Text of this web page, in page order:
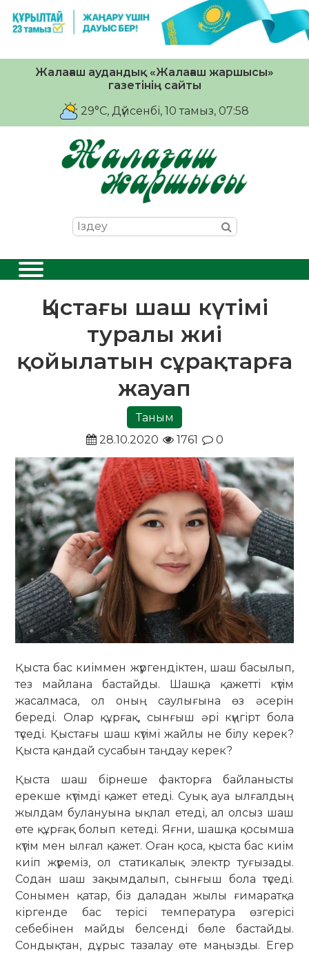
Жалағаш аудандық «Жалағаш жаршысы»
газетінің сайты
29°C, Дүйсенбі, 10 тамыз, 07:58
Қыстағы шаш күтімі
туралы жиі
қойылатын сұрақтарға
жауап
Таным
28.10.2020
1761 0
Қыста бас киіммен жүргендіктен, шаш басылып,
тез майлана бастайды. Шашқа қажетті күтім
жасалмаса, ол оның саулығына өз әсерін
береді. Олар құрғақ, сынғыш әрі күңгірт бола
түседі. Қыстағы шаш күтімі жайлы не білу керек?
Қыста қандай сусабын таңдау керек?
Қыста шаш бірнеше факторға байланысты
ерекше күтімді қажет етеді. Суық ауа ылғалдың
жылдам булануына ықпал етеді, ал олсыз шаш
өте құрғақ болып кетеді. Яғни, шашқа қосымша
күтім мен ылғал қажет. Оған қоса, қыста бас киім
киіп жүреміз, ол статикалық электр туғызады.
Содан шаш зақымдалып, сынғыш бола түседі.
Сонымен қатар, біз даладан жылы ғимаратқа
кіргенде бас терісі температура өзгерісі
себебінен майды белсенді бөле бастайды.
Сондықтан, дұрыс тазалау өте маңызды. Егер